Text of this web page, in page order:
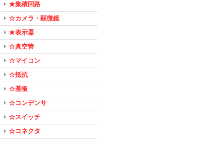
★集積回路
☆カメラ・顕微鏡
★表示器
☆真空管
☆マイコン
☆抵抗
☆基板
☆コンデンサ
☆スイッチ
☆コネクタ